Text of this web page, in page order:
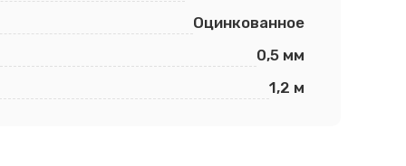
Оцинкованное
0,5 мм
1,2 м